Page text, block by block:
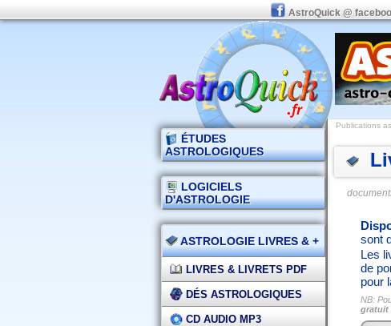
AstroQuick @
ÉTUDES
ASTROLOGIQUES
LOGICIELS
D'ASTROLOGIE
ASTROLOGIE LIVRES & +
LIVRES & LIVRETS PDF
DÉS ASTROLOGIQUES
CD AUDIO MP3
Publications
sont
Les
de
pour
NB:
gratuit